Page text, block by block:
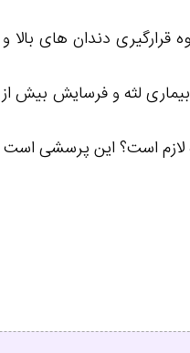
دندان های بالا
لثه و فرسایش بیش
لازم است؟ این پرسشی